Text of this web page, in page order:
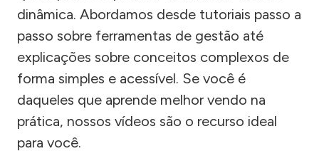
dinâmica. Abordamos desde tutoriais passo a
passo sobre ferramentas de gestão até
explicações sobre conceitos complexos de
forma simples e acessível. Se você é
daqueles que aprende melhor vendo na
prática, nossos vídeos são o recurso ideal
para você.